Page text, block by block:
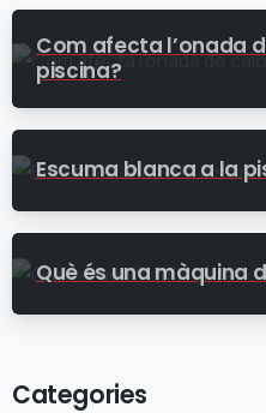
Com afecta l’onada
piscina?
Escuma blanca a la
Què és una màquina
Categories